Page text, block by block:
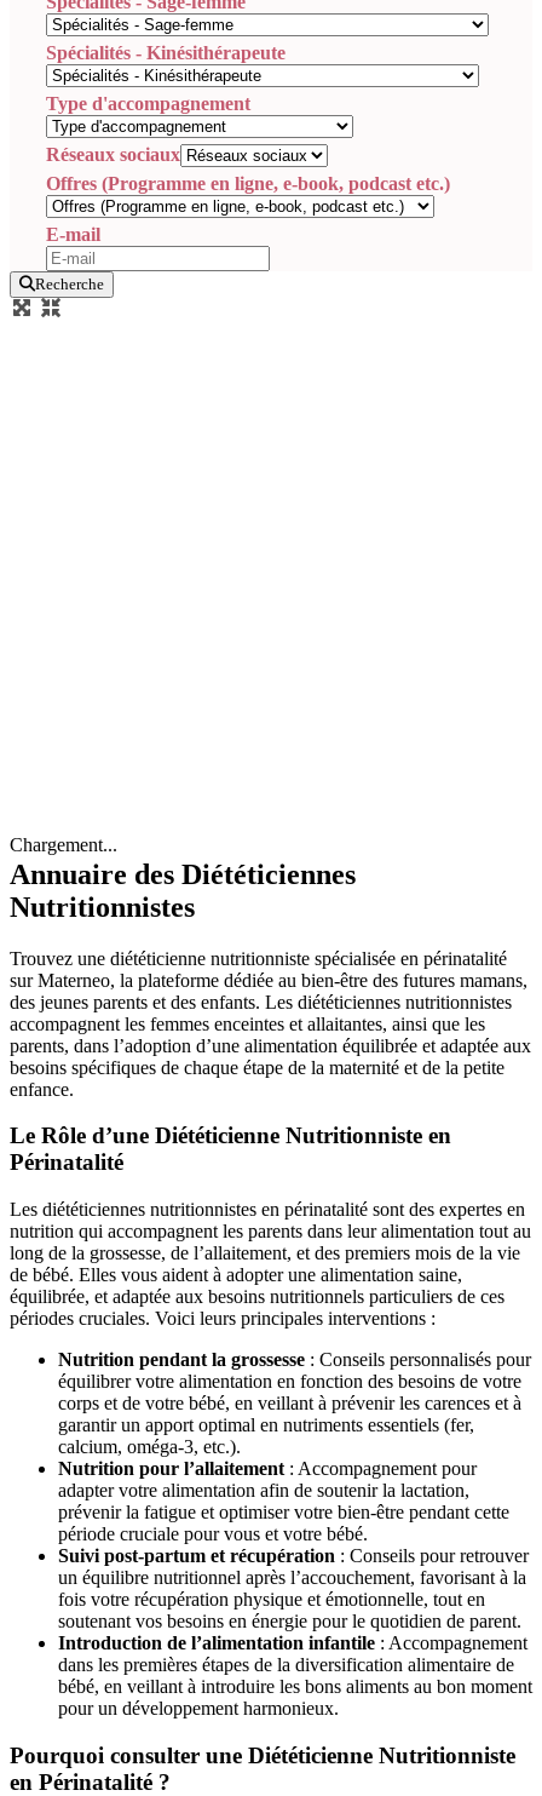
Spécialités - Kinésithérapeute
Type d'accompagnement
Réseaux sociaux
Offres (Programme en ligne, e-book, podcast etc.)
E-mail
Recherche
Chargement...
Annuaire des Diététiciennes
Nutritionnistes
Trouvez une diététicienne nutritionniste spécialisée en périnatalité
sur Materneo, la plateforme dédiée au bien-être des futures mamans,
des jeunes parents et des enfants. Les diététiciennes nutritionnistes
accompagnent les femmes enceintes et allaitantes, ainsi que les
parents, dans l’adoption d’une alimentation équilibrée et adaptée aux
besoins spécifiques de chaque étape de la maternité et de la petite
enfance.
Le Rôle d’une Diététicienne Nutritionniste en
Périnatalité
Les diététiciennes nutritionnistes en périnatalité sont des expertes en
nutrition qui accompagnent les parents dans leur alimentation tout au
long de la grossesse, de l’allaitement, et des premiers mois de la vie
de bébé. Elles vous aident à adopter une alimentation saine,
équilibrée, et adaptée aux besoins nutritionnels particuliers de ces
périodes cruciales. Voici leurs principales interventions :
Nutrition pendant la grossesse : Conseils personnalisés pour
équilibrer votre alimentation en fonction des besoins de votre
corps et de votre bébé, en veillant à prévenir les carences et à
garantir un apport optimal en nutriments essentiels (fer,
calcium, oméga-3, etc.).
Nutrition pour l’allaitement : Accompagnement pour
adapter votre alimentation afin de soutenir la lactation,
prévenir la fatigue et optimiser votre bien-être pendant cette
période cruciale pour vous et votre bébé.
Suivi post-partum et récupération : Conseils pour retrouver
un équilibre nutritionnel après l’accouchement, favorisant à la
fois votre récupération physique et émotionnelle, tout en
soutenant vos besoins en énergie pour le quotidien de parent.
Introduction de l’alimentation infantile : Accompagnement
dans les premières étapes de la diversification alimentaire de
bébé, en veillant à introduire les bons aliments au bon moment
pour un développement harmonieux.
Pourquoi consulter une Diététicienne Nutritionniste
en Périnatalité ?